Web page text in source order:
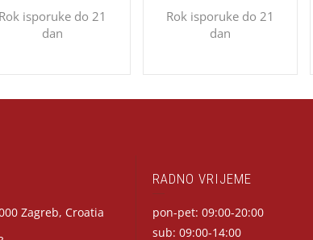
Rok isporuke do 21
dan
Rok isporuke do 21
dan
Zagreb, Croatia
RADNO VRIJEME
pon-pet: 09:00-20:00
sub: 09:00-14:00